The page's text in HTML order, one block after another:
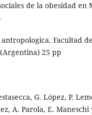
de la obesidad en
Facultad de
25 pp
G. López, P.
A. Parola, E. Maneschi